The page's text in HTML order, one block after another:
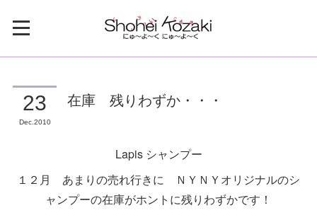
23
Dec 2010
在庫 残りわずか・・・
Lapis シャンプー
１２月 あまりの売れ行きに ＮＹＮＹオリジナルのシ
ャンプーの在庫がホントに残りわずかです！